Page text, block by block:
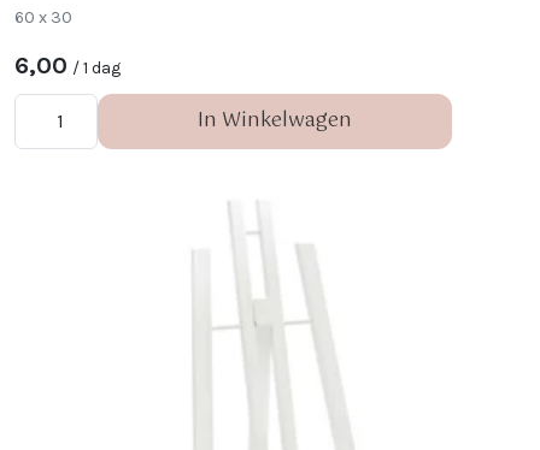
60 x 30
6,00 / 1 dag
In Winkelwagen